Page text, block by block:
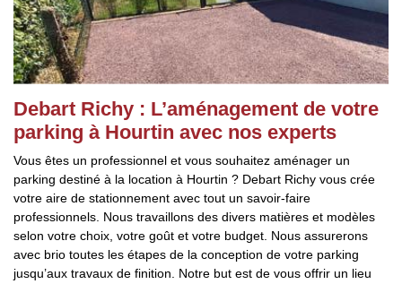
Debart Richy : L’aménagement de votre
parking à Hourtin avec nos experts
Vous êtes un professionnel et vous souhaitez aménager un
parking destiné à la location à Hourtin ? Debart Richy vous crée
votre aire de stationnement avec tout un savoir-faire
professionnels. Nous travaillons des divers matières et modèles
selon votre choix, votre goût et votre budget. Nous assurerons
avec brio toutes les étapes de la conception de votre parking
jusqu’aux travaux de finition. Notre but est de vous offrir un lieu